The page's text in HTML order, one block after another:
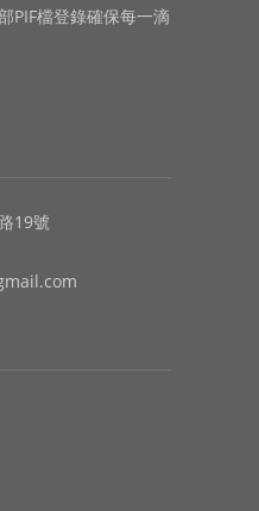
PIF檔登錄確保每一滴
19號